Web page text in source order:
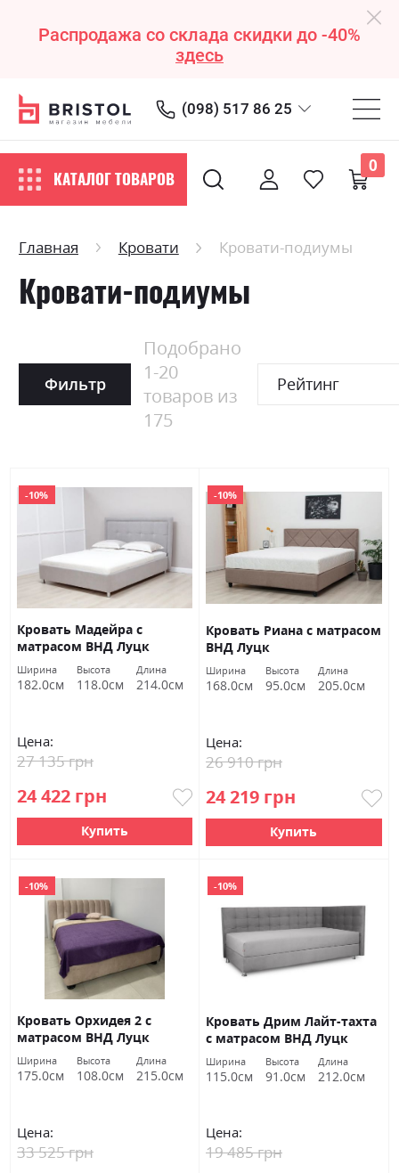
Распродажа со склада скидки до -40%
здесь
(098) 517 86 25
КАТАЛОГ ТОВАРОВ
0
Главная Кровати Кровати-подиумы
Кровати-подиумы
Фильтр
Подобрано
1-20
товаров из
175
Рейтинг
-10%
Кровать Мадейра с
матрасом ВНД Луцк
Ширина
182.0см
Высота
118.0см
Длина
214.0см
Цена:
24 422 грн
27 135 грн
Купить
-10%
Кровать Риана с матрасом
ВНД Луцк
Ширина
168.0см
Высота
95.0см
Длина
205.0см
Цена:
24 219 грн
26 910 грн
Купить
-10%
Кровать Орхидея 2 с
матрасом ВНД Луцк
Ширина
175.0см
Высота
108.0см
Длина
215.0см
Цена:
33 525 грн
-10%
Кровать Дрим Лайт-тахта
с матрасом ВНД Луцк
Ширина
115.0см
Высота
91.0см
Длина
212.0см
Цена:
19 485 грн